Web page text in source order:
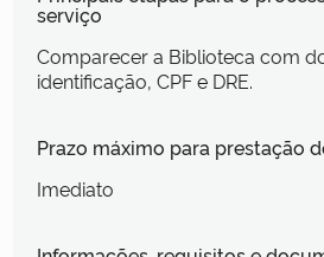
serviço
Comparecer a Biblioteca com
identificação, CPF e DRE.
Prazo máximo para prestação
Imediato